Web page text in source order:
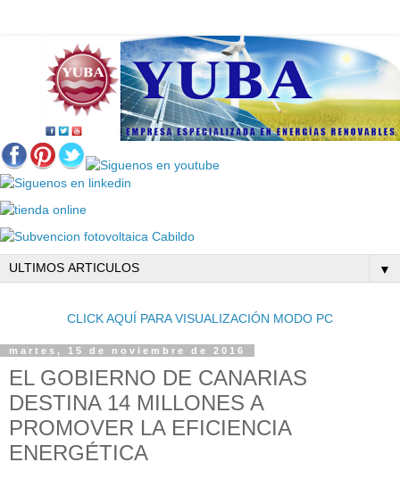
▼
CLICK AQUÍ PARA VISUALIZACIÓN MODO PC
martes, 15 de noviembre de 2016
EL GOBIERNO DE CANARIAS
DESTINA 14 MILLONES A
PROMOVER LA EFICIENCIA
ENERGÉTICA